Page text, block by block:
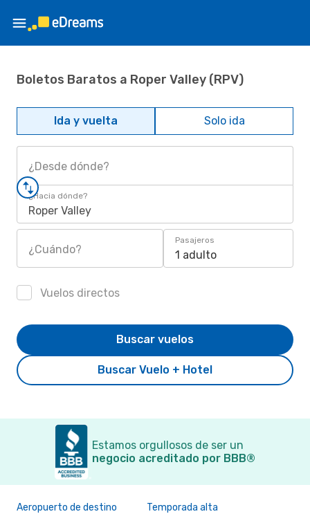
Boletos Baratos a Roper Valley (RPV)
Ida y vuelta Solo ida
¿Desde dónde?
¿Hacia dónde?
Roper Valley
¿Cuándo?
Pasajeros
1 adulto
Vuelos directos
Buscar Vuelo + Hotel
Buscar vuelos
Estamos orgullosos de ser un
negocio acreditado por BBB®
Aeropuerto de destino Temporada alta